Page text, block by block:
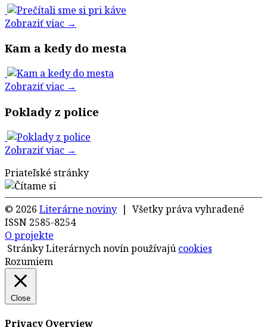
Zobraziť viac →
Kam a kedy do mesta
Zobraziť viac →
Poklady z police
Zobraziť viac →
Priateľské stránky
© 2026 Literárne noviny | Všetky práva vyhradené
ISSN 2585-8254
O projekte
Stránky Literárnych novín používajú cookies
Rozumiem
Close
Privacy Overview